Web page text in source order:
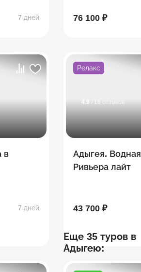
7 дней 76 100 ₽
в
7 дней
Релакс
4.9 / 16 отзывов
Адыгея. Водная
Ривьера лайт
43 700 ₽
Еще 35 туров в
Адыгею: